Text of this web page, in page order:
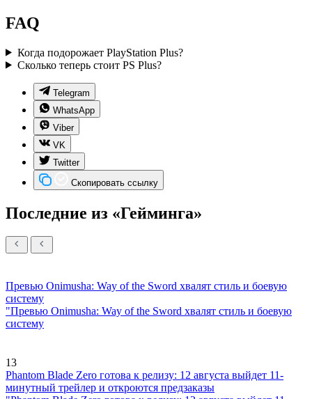
FAQ
Когда подорожает PlayStation Plus?
Сколько теперь стоит PS Plus?
Telegram
WhatsApp
Viber
VK
Twitter
Скопировать ссылку
Последние из «Гейминга»
Превью Onimusha: Way of the Sword хвалят стиль и боевую
систему
"Превью Onimusha: Way of the Sword хвалят стиль и боевую
систему
13
Phantom Blade Zero готова к релизу: 12 августа выйдет 11-
минутный трейлер и откроются предзаказы